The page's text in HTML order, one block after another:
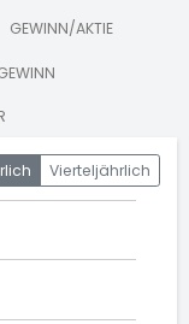
GEWINN/AKTIE
Vierteljährlich